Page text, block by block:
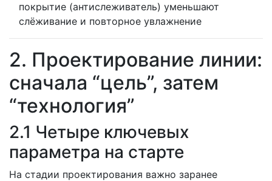
покрытие (антислеживатель) уменьшают
слёживание и повторное увлажнение
2. Проектирование линии:
сначала “цель”, затем
“технология”
2.1 Четыре ключевых
параметра на старте
На стадии проектирования важно заранее